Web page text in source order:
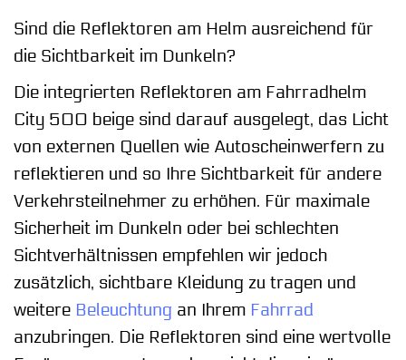
Sind die Reflektoren am Helm ausreichend für
die Sichtbarkeit im Dunkeln?
Die integrierten Reflektoren am Fahrradhelm
City 500 beige sind darauf ausgelegt, das Licht
von externen Quellen wie Autoscheinwerfern zu
reflektieren und so Ihre Sichtbarkeit für andere
Verkehrsteilnehmer zu erhöhen. Für maximale
Sicherheit im Dunkeln oder bei schlechten
Sichtverhältnissen empfehlen wir jedoch
zusätzlich, sichtbare Kleidung zu tragen und
weitere Beleuchtung an Ihrem Fahrrad
anzubringen. Die Reflektoren sind eine wertvolle